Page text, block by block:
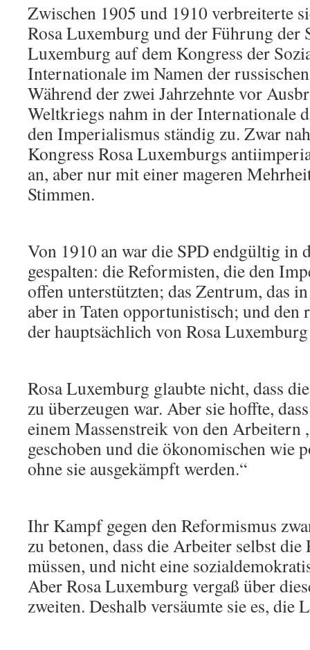
Zwischen 1905 und 1910 verbreiterte
Rosa Luxemburg und der Führung der
Luxemburg auf dem Kongress der
Internationale im Namen der
Während der zwei Jahrzehnte vor
Weltkriegs nahm in der Internationale
den Imperialismus ständig zu. Zwar
Kongress Rosa Luxemburgs
an, aber nur mit einer mageren
Stimmen.
Von 1910 an war die SPD endgültig in
gespalten: die Reformisten, die den
offen unterstützten; das Zentrum, das
aber in Taten opportunistisch; und den
der hauptsächlich von Rosa
Rosa Luxemburg glaubte nicht, dass
zu überzeugen war. Aber sie hoffte,
einem Massenstreik von den Arbeitern
geschoben und die ökonomischen wie
ohne sie ausgekämpft werden.“
Ihr Kampf gegen den Reformismus
zu betonen, dass die Arbeiter selbst
müssen, und nicht eine
Aber Rosa Luxemburg vergaß über
zweiten. Deshalb versäumte sie es, die